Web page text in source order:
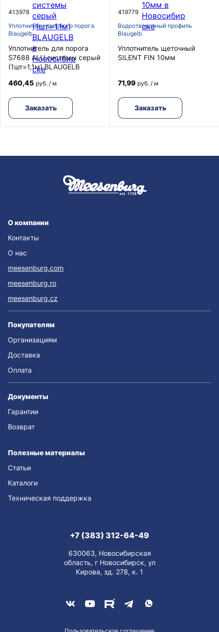
413978
Уплотнители дверного порога
Blaugelb
Уплотнитель для порога
S7688 ALU системы серый
(1шт=1,1м) BLAUGELB
460,45 руб. / м
Заказать
419779
Водоотворотный профиль
Blaugelb
Уплотнитель щеточный
SILENT FIN 10мм
71,99 руб. / м
Заказать
О компании
Контакты
О нас
meesenburg.com
meesenburg.ro
meesenburg.cz
Покупателям
Организациям
Доставка
Оплата
Документы
Гарантии
Возврат
Полезные материалы
Статьи
Каталоги
Техническая поддержка
+7 (383) 312-64-49
630063, Новосибирская
область, г Новосибирск, ул
Кирова, зд. 278, к. 1